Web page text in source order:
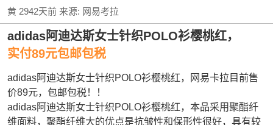
黄 2942天前来源: 网易考拉
adidas阿迪达斯女士针织POLO衫樱桃红，
实付89元包邮包税
adidas阿迪达斯女士针织POLO衫樱桃红，网易卡拉目前售
价89元，包邮包税！！
adidas阿迪达斯女士针织POLO衫樱桃红，本品采用聚酯纤
维面料，聚酯纤维大的优点是抗皱性和保形性很好，具有较